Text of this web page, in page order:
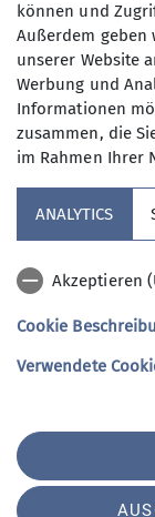
2021
4 Gipfel
04.07.2021
Auf
sechsköpfige
Hochschlegel
mehr erfahren
Andere
2021
Sektion
können und
Außerdem
unserer Website
Werbung und
Informationen
zusammen, die
im Rahmen Ihrer
ANALYTICS
Akzeptieren
Cookie
Verwendete